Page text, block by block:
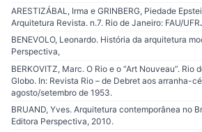
ARESTIZÁBAL, Irma e GRINBERG, Piedade
Arquitetura Revista. n.7. Rio de Janeiro: FAU/
BENEVOLO, Leonardo. História da arquitetura
Perspectiva,
BERKOVITZ, Marc. O Rio e o “Art Nouveau”. Rio
Globo. In: Revista Rio – de Debret aos arranha-
agosto/setembro de 1953.
BRUAND, Yves. Arquitetura contemporânea no
Editora Perspectiva, 2010.